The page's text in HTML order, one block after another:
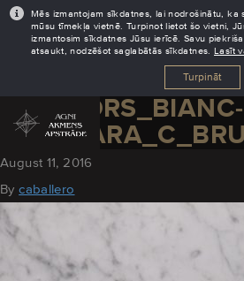
Mēs izmantojam sīkdatnes, lai nodrošinātu, ka
mūsu tīmekļa vietnē. Turpinot lietot šo vietni,
izmantosim sīkdatnes Jūsu ierīcē. Savu
atsaukt, nodzēšot saglabātās sīkdatnes. Lasīt
Turpināt
MARMORS_BIANC-
August 11, 2016
Bycaballero